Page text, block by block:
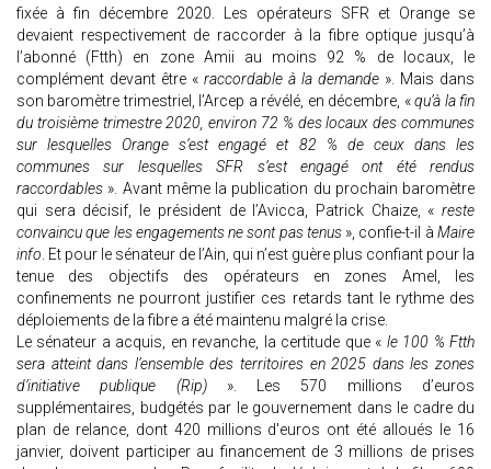
fixée à fin décembre 2020. Les opérateurs SFR et Orange se
devaient respectivement de raccorder à la fibre optique jusqu’à
l’abonné (Ftth) en zone Amii au moins 92 % de locaux, le
complément devant être « raccordable à la demande ». Mais dans
son baromètre trimestriel, l’Arcep a révélé, en décembre, «qu’à la fin
du troisième trimestre 2020, environ 72 % des locaux des communes
sur lesquelles Orange s’est engagé et 82 % de ceux dans les
communes sur lesquelles SFR s’est engagé ont été rendus
raccordables ». Avant même la publication du prochain baromètre
qui sera décisif, le président de l’Avicca, Patrick Chaize, « reste
convaincu que les engagements ne sont pas tenus », confie-t-il àMaire
info. Et pour le sénateur de l’Ain, qui n’est guère plus confiant pour la
tenue des objectifs des opérateurs en zones Amel, les
confinements ne pourront justifier ces retards tant le rythme des
déploiements de la fibre a été maintenu malgré la crise.
Le sénateur a acquis, en revanche, la certitude que « le 100 % Ftth
sera atteint dans l’ensemble des territoires en 2025 dans les zones
d’initiative publique
(Rip)». Les 570 millions d’euros
supplémentaires, budgétés par le gouvernement dans le cadre du
plan de relance, dont 420 millions d'euros ont été alloués le 16
janvier, doivent participer au financement de 3 millions de prises